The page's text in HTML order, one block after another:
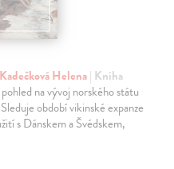
Helena| Kniha
na vývoj norského státu
období vikinské expanze
s Dánskem a Švédskem,